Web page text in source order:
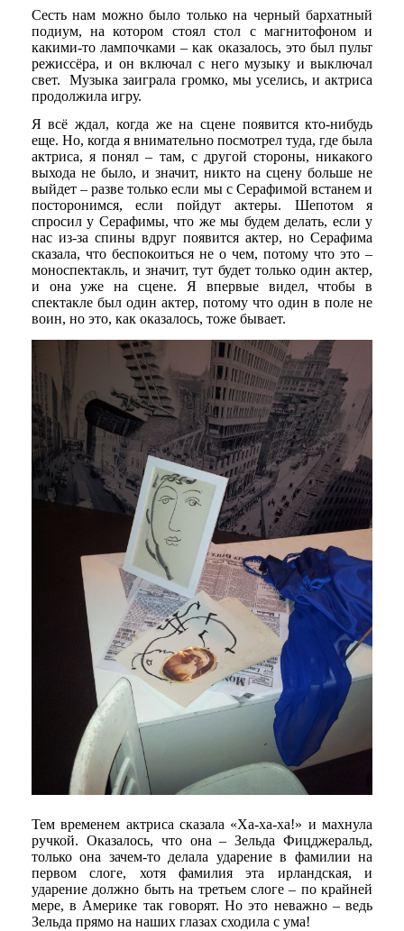
Сесть нам можно было только на черный бархатный
подиум, на котором стоял стол с магнитофоном и
какими-то лампочками – как оказалось, это был пульт
режиссёра, и он включал с него музыку и выключал
свет. Музыка заиграла громко, мы уселись, и актриса
продолжила игру.
Я всё ждал, когда же на сцене появится кто-нибудь
еще. Но, когда я внимательно посмотрел туда, где была
актриса, я понял – там, с другой стороны, никакого
выхода не было, и значит, никто на сцену больше не
выйдет – разве только если мы с Серафимой встанем и
посторонимся, если пойдут актеры. Шепотом я
спросил у Серафимы, что же мы будем делать, если у
нас из-за спины вдруг появится актер, но Серафима
сказала, что беспокоиться не о чем, потому что это –
моноспектакль, и значит, тут будет только один актер,
и она уже на сцене. Я впервые видел, чтобы в
спектакле был один актер, потому что один в поле не
воин, но это, как оказалось, тоже бывает.
Тем временем актриса сказала «Ха-ха-ха!» и махнула
ручкой. Оказалось, что она – Зельда Фицджеральд,
только она зачем-то делала ударение в фамилии на
первом слоге, хотя фамилия эта ирландская, и
ударение должно быть на третьем слоге – по крайней
мере, в Америке так говорят. Но это неважно – ведь
Зельда прямо на наших глазах сходила с ума!